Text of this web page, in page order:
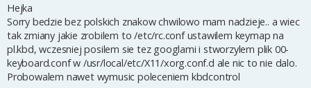
s
Hejka
Sorry bedzie bez polskich znakow chwilowo mam nadzieje.. a wiec
tak zmiany jakie zrobilem to /etc/rc.conf ustawilem keymap na
pl.kbd, wczesniej posilem sie tez googlami i stworzylem plik 00-
keyboard.conf w /usr/local/etc/X11/xorg.conf.d ale nic to nie dalo.
Probowalem nawet wymusic poleceniem kbdcontrol